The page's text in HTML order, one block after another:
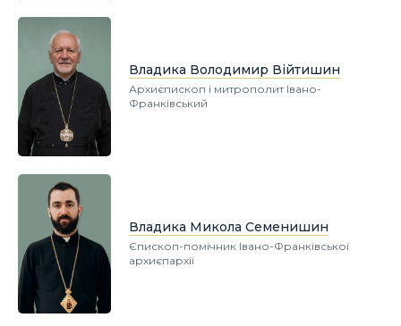
Владика Володимир Війтишин
Архиєпископ і митрополит Івано-
Франківський
Владика Микола Семенишин
Єпископ-помічник Івано-Франківської
архиєпархії